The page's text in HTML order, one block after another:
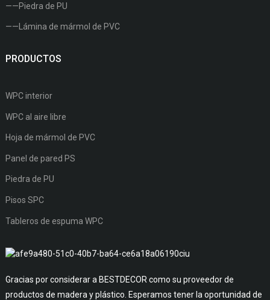
——Piedra de PU
——Lámina de mármol de PVC
PRODUCTOS
WPC interior
WPC al aire libre
Hoja de mármol de PVC
Panel de pared PS
Piedra de PU
Pisos SPC
Tableros de espuma WPC
Gracias por considerar a BESTDECOR como su proveedor de
productos de madera y plástico. Esperamos tener la oportunidad de